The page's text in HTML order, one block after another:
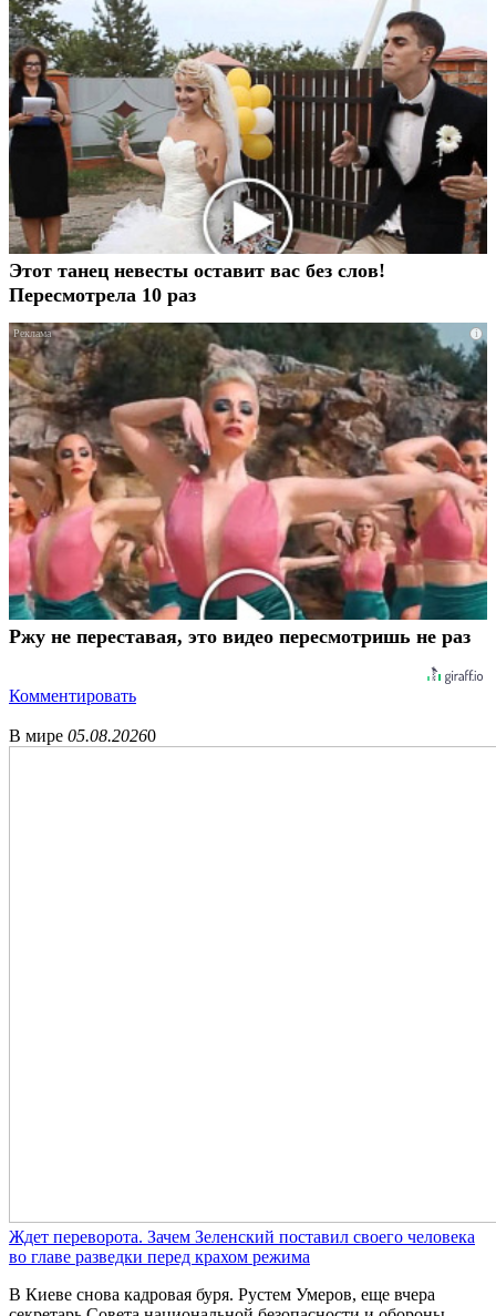
Этот танец невесты оставит вас без слов!
Пересмотрела 10 раз
i
Ржу не переставая, это видео пересмотришь не раз
Комментировать
В мире 05.08.20260
Ждет переворота. Зачем Зеленский поставил своего человека
во главе разведки перед крахом режима
В Киеве снова кадровая буря. Рустем Умеров, еще вчера